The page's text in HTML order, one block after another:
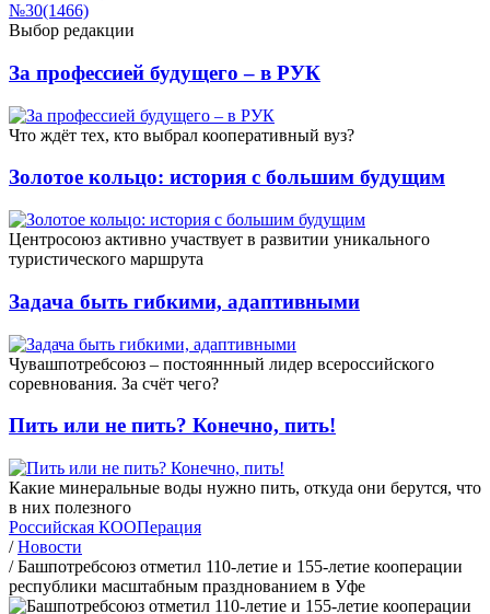
№30(1466)
Выбор редакции
За профессией будущего – в РУК
Что ждёт тех, кто выбрал кооперативный вуз?
Золотое кольцо: история с большим будущим
Центросоюз активно участвует в развитии уникального
туристического маршрута
Задача быть гибкими, адаптивными
Чувашпотребсоюз – постояннный лидер всероссийского
соревнования. За счёт чего?
Пить или не пить? Конечно, пить!
Какие минеральные воды нужно пить, откуда они берутся, что
в них полезного
Российская КООПерация
/ Новости
/ Башпотребсоюз отметил 110-летие и 155-летие кооперации
республики масштабным празднованием в Уфе